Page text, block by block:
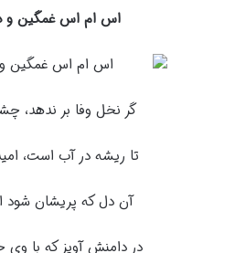
اس ام اس غمگین و
گر نخل وفا بر
تا ریشه در آب است،
آن دل که پریشان شود
در دامنش آویز که با